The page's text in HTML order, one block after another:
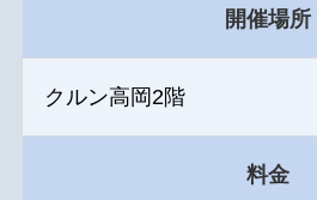
開催場所
クルン高岡2階
料金